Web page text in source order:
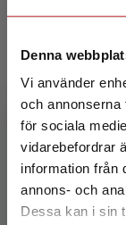
Denna
Vi använder
och annonserna
för sociala
vidarebefordrar
information från
annons- och
Dessa kan i sin